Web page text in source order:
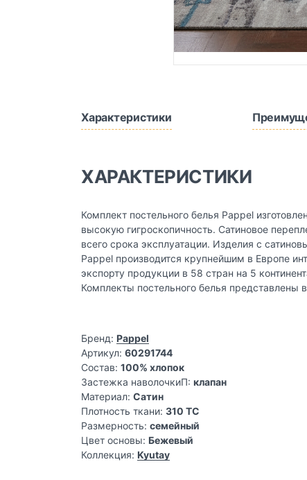
Характеристики
ХАРАКТЕРИСТИКИ
Комплект постельного белья Pappel
высокую гигроскопичность. Сатиновое
всего срока эксплуатации. Изделия с
Pappel производится крупнейшим в Европе
экспорту продукции в 58 стран на 5
Комплекты постельного белья представлены
Бренд: Pappel
Артикул: 60291744
Состав: 100% хлопок
Застежка наволочкиП: клапан
Материал: Сатин
Плотность ткани: 310 TC
Размерность: семейный
Цвет основы: Бежевый
Коллекция: Kyutay